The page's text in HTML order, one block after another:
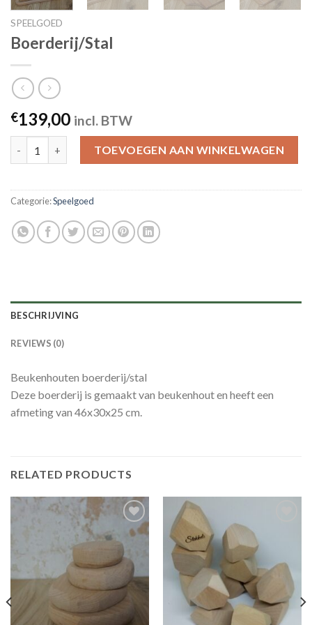
SPEELGOED
Boerderij/Stal
€139,00 incl. BTW
TOEVOEGEN AAN WINKELWAGEN
Categorie:Speelgoed
BESCHRIJVING
REVIEWS (0)
Beukenhouten boerderij/stal
Deze boerderij is gemaakt van beukenhout en heeft een
afmeting van 46x30x25 cm.
RELATED PRODUCTS
Toevoegen
aan
verlanglijst
aan
verlanglijst